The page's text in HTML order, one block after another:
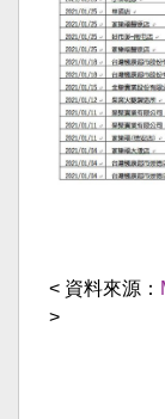
< 資料來源：
>